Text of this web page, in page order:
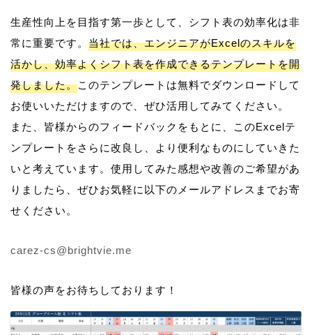
生産性向上を目指す第一歩として、シフト表の効率化は非
常に重要です。 当社では、エンジニアがExcelのスキルを
活かし、効率よくシフト表を作成できるテンプレートを開
発しました。このテンプレートは無料でダウンロードして
お使いいただけますので、ぜひ活用してみてください。
また、皆様からのフィードバックをもとに、このExcelテ
ンプレートをさらに改良し、より便利なものにしていきた
いと考えています。使用してみた感想や改善のご希望があ
りましたら、ぜひお気軽に以下のメールアドレスまでお寄
せください。
carez-cs@brightvie.me
皆様の声をお待ちしております！